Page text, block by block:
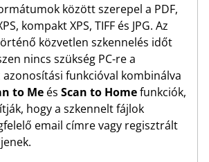
között szerepel a PDF,
kompakt XPS, TIFF és JPG. Az
közvetlen szkennelés időt
nincs szükség PC-re a
azonosítási funkcióval kombinálva
to Me és Scan to Homefunkciók,
hogy a szkennelt fájlok
email címre vagy regisztrált